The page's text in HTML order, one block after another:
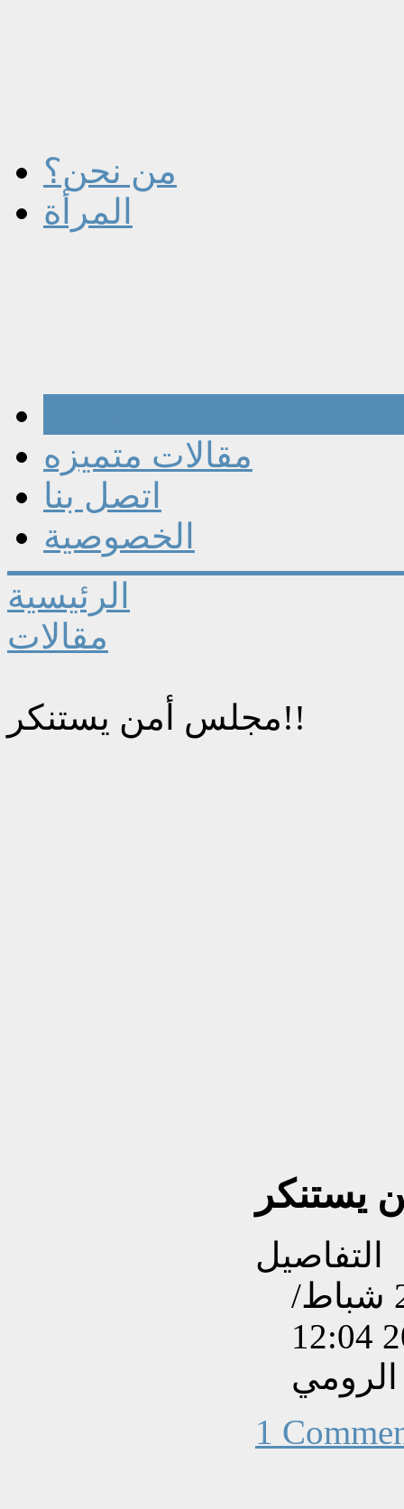
من نحن؟
المرأة
مقالات متميزه
اتصل بنا
الخصوصية
الرئيسية
مقالات
مجلس أمن يستنكر!!
التفاصيل
تم إنشاءه بتاريخ الإثنين, 24 شباط/
1